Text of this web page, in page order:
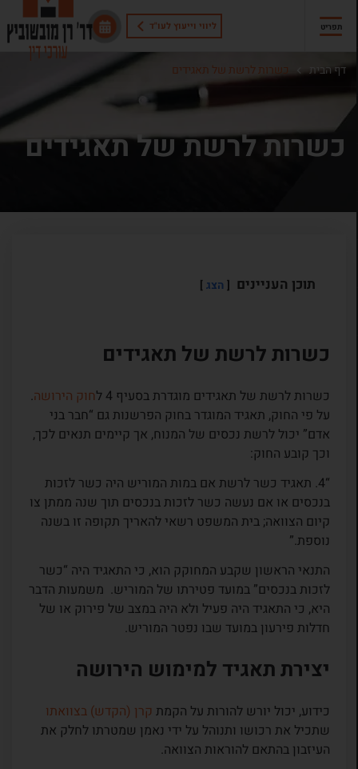
ליווי וייעוץ לעו"ד תפריט
דף הבית כשרות לרשת של תאגידים
כשרות לרשת של תאגידים
תוכן העניינים הצג
כשרות לרשת של תאגידים
כשרות לרשת של תאגידים מוגדרת בסעיף 4 ל חוק הירושה.
על פי החוק, תאגיד המוגדר בחוק הפרשנות גם “חבר בני
אדם” יכול לרשת נכסים של המנוח, אך קיימים תנאים לכך,
וכך קובע החוק:
“4.
תאגיד כשר לרשת אם במות המוריש היה כשר לזכות
בנכסים או אם נעשה כשר לזכות בנכסים תוך שנה ממתן צו
קיום הצוואה; בית המשפט רשאי להאריך תקופה זו בשנה
נוספת.”
התנאי הראשון שקבע המחוקק הוא, כי התאגיד היה “כשר
לזכות בנכסים” במועד פטירתו של המוריש. משמעות הדבר
היא, כי התאגיד היה פעיל ולא היה במצב של פירוק או של
חדלות פירעון במועד שבו נפטר המוריש.
יצירת תאגיד למימוש הירושה
כידוע, יכול יורש להורות על הקמת קרן (הקדש) בצוואתו
שתכיל את רכושו ותנוהל על ידי נאמן שמטרתו לחלק את
העיזבון בהתאם להוראות הצוואה.